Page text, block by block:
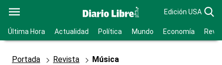
Edición USA
Última Hora Actualidad Política Mundo Economía
Portada Revista Música